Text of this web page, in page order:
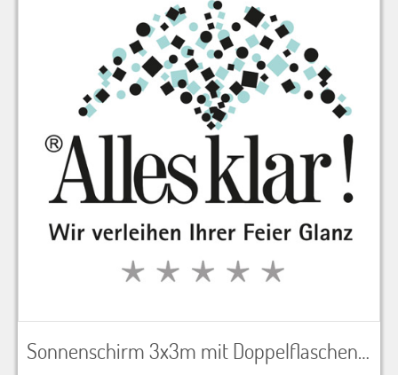
Sonnenschirm 3x3m mit Doppelflaschenzug Höhe 2,85 m, Aluminium, Bespannung imprägniertes Olefingewebe, natur, inkl. Ständer